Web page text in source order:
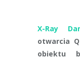
X-Ray
otwarcia
obiektu